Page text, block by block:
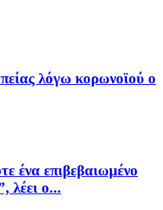
λόγω κορωνοϊού ο
ένα επιβεβαιωμένο
λέει ο...